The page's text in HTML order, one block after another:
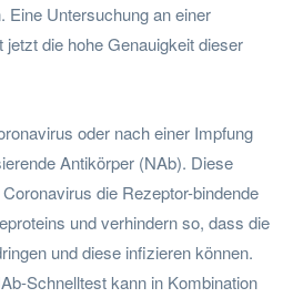
Eine Untersuchung an einer
die hohe Genauigkeit dieser
oder nach einer Impfung
Antikörper (NAb). Diese
die Rezeptor-bindende
und verhindern so, dass die
und diese infizieren können.
Schnelltest kann in Kombination